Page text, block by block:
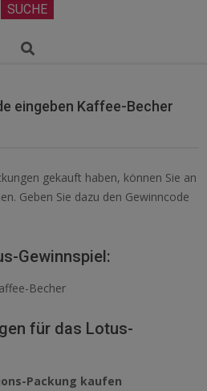
SUCHE
Search
eingeben Kaffee-Becher
gekauft haben, können Sie an
Geben Sie dazu den Gewinncode
Gewinnspiel:
Becher
für das Lotus-
Packung kaufen